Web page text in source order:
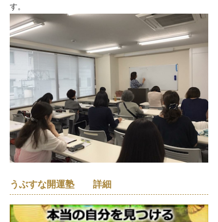
す。
うぶすな開運塾 詳細